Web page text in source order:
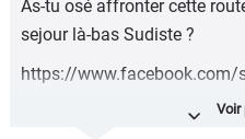
As-tu osé affronter cette
sejour là-bas Sudiste ?
https://
Nous on a le virage de